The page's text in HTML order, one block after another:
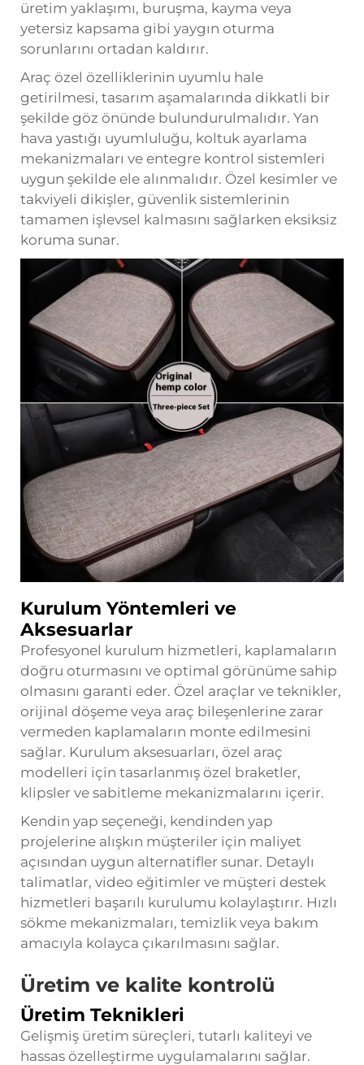
üretim yaklaşımı, buruşma, kayma veya
yetersiz kapsama gibi yaygın oturma
sorunlarını ortadan kaldırır.
Araç özel özelliklerinin uyumlu hale
getirilmesi, tasarım aşamalarında dikkatli bir
şekilde göz önünde bulundurulmalıdır. Yan
hava yastığı uyumluluğu, koltuk ayarlama
mekanizmaları ve entegre kontrol sistemleri
uygun şekilde ele alınmalıdır. Özel kesimler ve
takviyeli dikişler, güvenlik sistemlerinin
tamamen işlevsel kalmasını sağlarken eksiksiz
koruma sunar.
Kurulum Yöntemleri ve
Aksesuarlar
Profesyonel kurulum hizmetleri, kaplamaların
doğru oturmasını ve optimal görünüme sahip
olmasını garanti eder. Özel araçlar ve teknikler,
orijinal döşeme veya araç bileşenlerine zarar
vermeden kaplamaların monte edilmesini
sağlar. Kurulum aksesuarları, özel araç
modelleri için tasarlanmış özel braketler,
klipsler ve sabitleme mekanizmalarını içerir.
Kendin yap seçeneği, kendinden yap
projelerine alışkın müşteriler için maliyet
açısından uygun alternatifler sunar. Detaylı
talimatlar, video eğitimler ve müşteri destek
hizmetleri başarılı kurulumu kolaylaştırır. Hızlı
sökme mekanizmaları, temizlik veya bakım
amacıyla kolayca çıkarılmasını sağlar.
Üretim ve kalite kontrolü
Üretim Teknikleri
Gelişmiş üretim süreçleri, tutarlı kaliteyi ve
hassas özelleştirme uygulamalarını sağlar.